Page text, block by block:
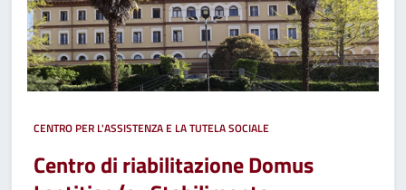
CENTRO PER L'ASSISTENZA E LA TUTELA SOCIALE
Centro di riabilitazione Domus